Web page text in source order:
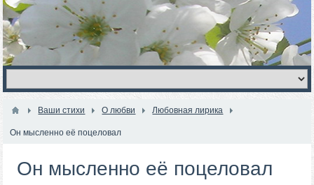
Ваши стихи О любви Любовная лирика
Он мысленно её поцеловал
Он мысленно её поцеловал